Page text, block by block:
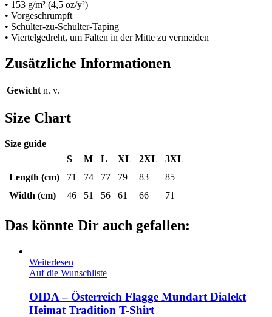
• 153 g/m² (4,5 oz/y²)
• Vorgeschrumpft
• Schulter-zu-Schulter-Taping
• Viertelgedreht, um Falten in der Mitte zu vermeiden
Zusätzliche Informationen
Gewicht n. v.
Size Chart
Size guide
S
M L XL 2XL
3XL
Length (cm)
71 74 77 79 83
85
Width (cm)
46 51 56 61 66 71
Das könnte Dir auch gefallen:
Weiterlesen
Auf die Wunschliste
OIDA – Österreich Flagge Mundart Dialekt
Heimat Tradition T-Shirt